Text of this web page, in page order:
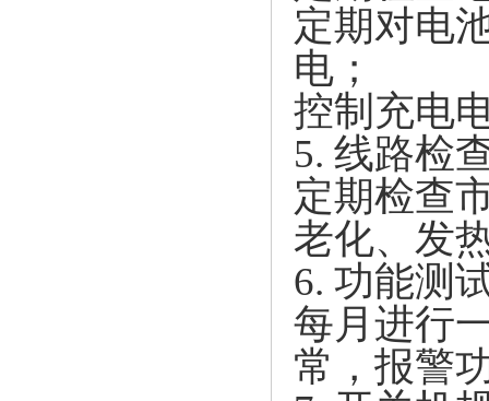
定期对电
电；
控制充电
5. 线路检
定期检查
老化、发
6. 功能测
每月进行
常，报警